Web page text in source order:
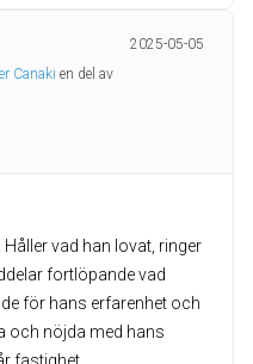
2025-05-05
Canaki en del av
vad han lovat, ringer
fortlöpande vad
för hans erfarenhet och
och nöjda med hans